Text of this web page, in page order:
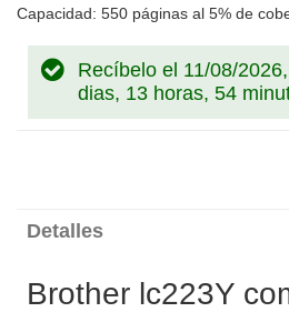
Capacidad: 550 páginas al 5% de
Recíbelo el 11/08/
dias, 13 horas, 54
Detalles
Brother lc223Y